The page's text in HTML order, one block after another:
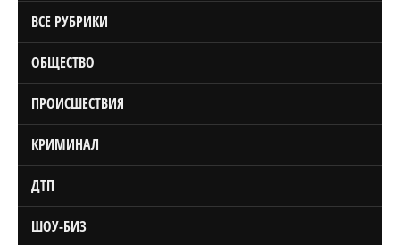
ВСЕ РУБРИКИ
ОБЩЕСТВО
ПРОИСШЕСТВИЯ
КРИМИНАЛ
ДТП
ШОУ-БИЗ